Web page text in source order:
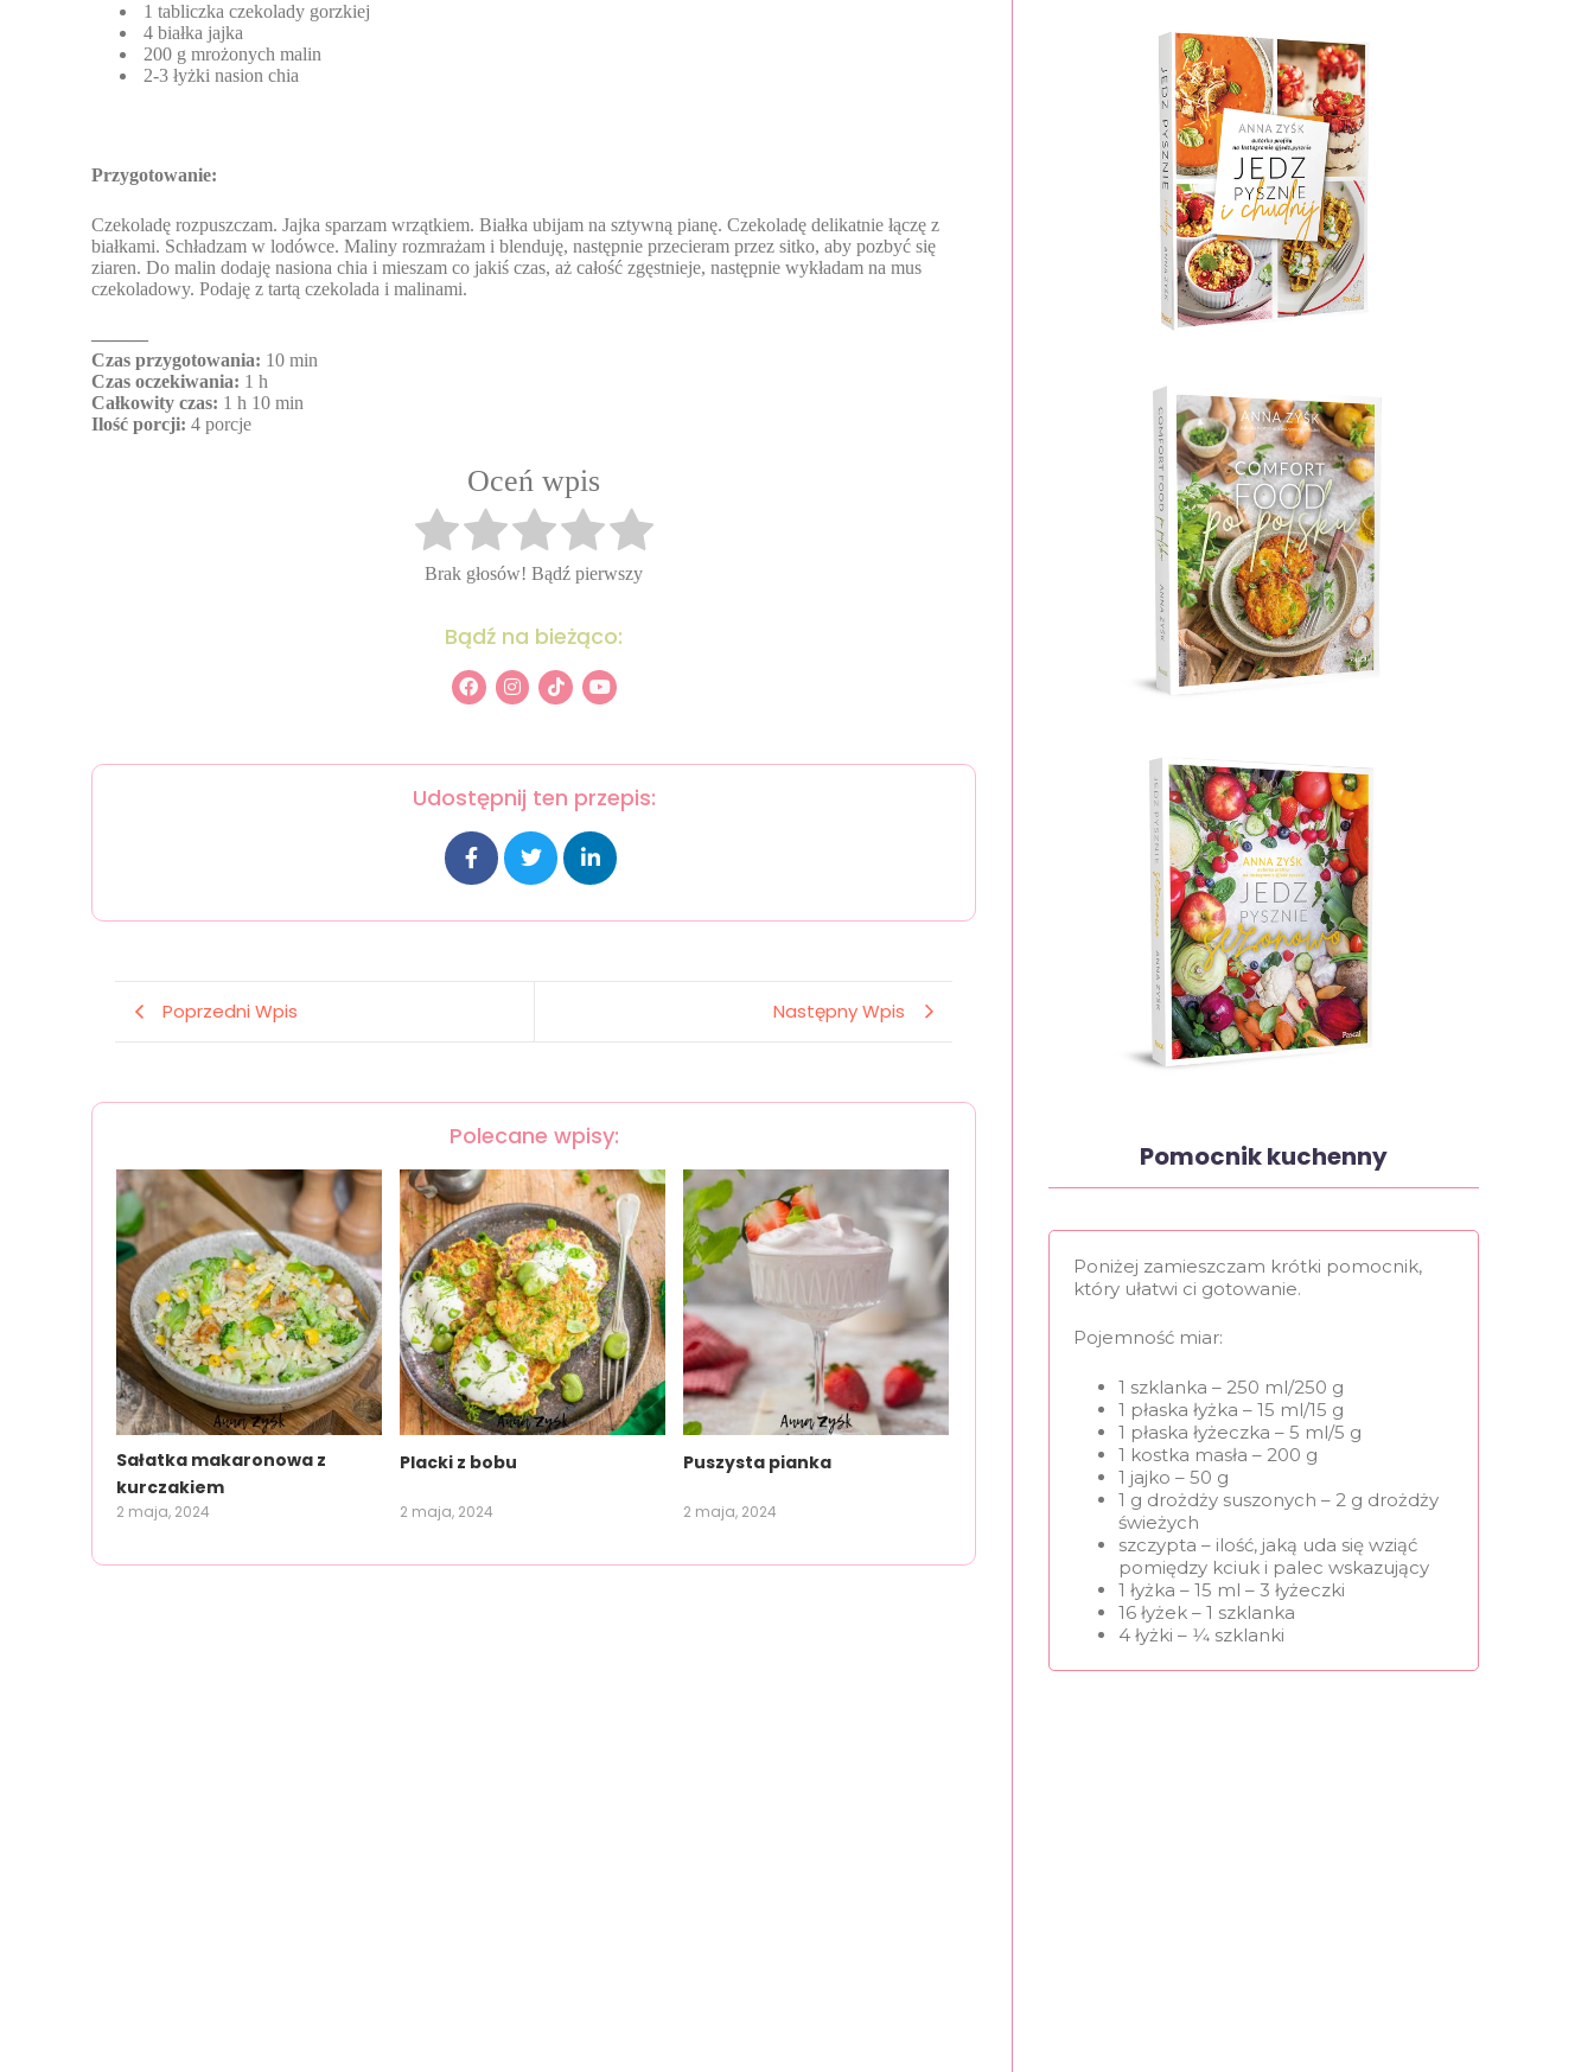
1 tabliczka czekolady gorzkiej
4 białka jajka
200 g mrożonych malin
2-3 łyżki nasion chia
Przygotowanie:
Czekoladę rozpuszczam. Jajka sparzam wrzątkiem. Białka ubijam na sztywną pianę. Czekoladę delikatnie łączę z
białkami. Schładzam w lodówce. Maliny rozmrażam i blenduję, następnie przecieram przez sitko, aby pozbyć się
ziaren. Do malin dodaję nasiona chia i mieszam co jakiś czas, aż całość zgęstnieje, następnie wykładam na mus
czekoladowy. Podaję z tartą czekolada i malinami.
———
Czas przygotowania: 10 min
Czas oczekiwania: 1 h
Całkowity czas: 1 h 10 min
Ilość porcji: 4 porcje
Oceń wpis
Brak głosów! Bądź pierwszy
Bądź na bieżąco:
Udostępnij ten przepis:
Poprzedni Wpis Następny Wpis
Polecane wpisy:
Sałatka makaronowa z
kurczakiem
2 maja, 2024
Placki z bobu
2 maja, 2024
Puszysta pianka
2 maja, 2024
Pomocnik kuchenny
Poniżej zamieszczam krótki pomocnik,
który ułatwi ci gotowanie.
Pojemność miar:
1 szklanka – 250 ml/250 g
1 płaska łyżka – 15 ml/15 g
1 płaska łyżeczka – 5 ml/5 g
1 kostka masła – 200 g
1 jajko – 50 g
1 g drożdży suszonych – 2 g drożdży
świeżych
szczypta – ilość, jaką uda się wziąć
pomiędzy kciuk i palec wskazujący
1 łyżka – 15 ml – 3 łyżeczki
16 łyżek – 1 szklanka
4 łyżki – 1⁄4 szklanki